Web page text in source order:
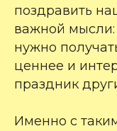
поздравить
важной мысли:
нужно
ценнее и
праздник
Именно с